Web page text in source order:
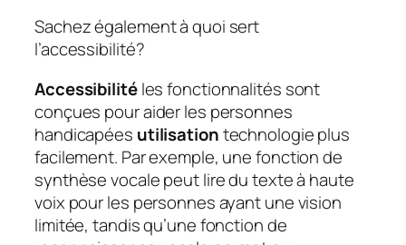
Sachez également à quoi sert
l’accessibilité?
Accessibilitéles fonctionnalités sont
conçues pour aider les personnes
handicapées utilisationtechnologie plus
facilement. Par exemple, une fonction de
synthèse vocale peut lire du texte à haute
voix pour les personnes ayant une vision
limitée, tandis qu’une fonction de